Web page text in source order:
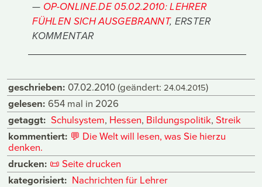
OP-ONLINE.DE 05.02.2010: LEHRER
FÜHLEN SICH AUSGEBRANNT, ERSTER
KOMMENTAR
geschrieben: 07.02.2010(geändert: 24.04.2015)
gelesen: 654 mal in 2026
getaggt: Schulsystem, Hessen, Bildungspolitik, Streik
kommentiert: 💬 Die Welt will lesen, was Sie hierzu
denken.
drucken: 📜 Seite drucken
kategorisiert: Nachrichten für Lehrer